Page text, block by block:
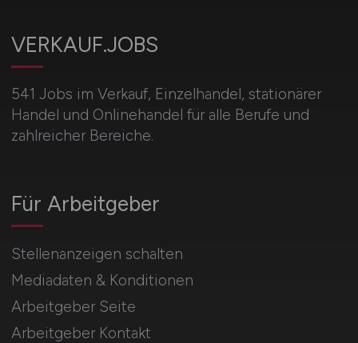
VERKAUF.JOBS
541 Jobs im Verkauf, Einzelhandel, stationärer
Handel und Onlinehandel für alle Berufe und
zahlreicher Bereiche.
Für Arbeitgeber
Stellenanzeigen schalten
Mediadaten & Konditionen
Arbeitgeber Seite
Arbeitgeber Kontakt